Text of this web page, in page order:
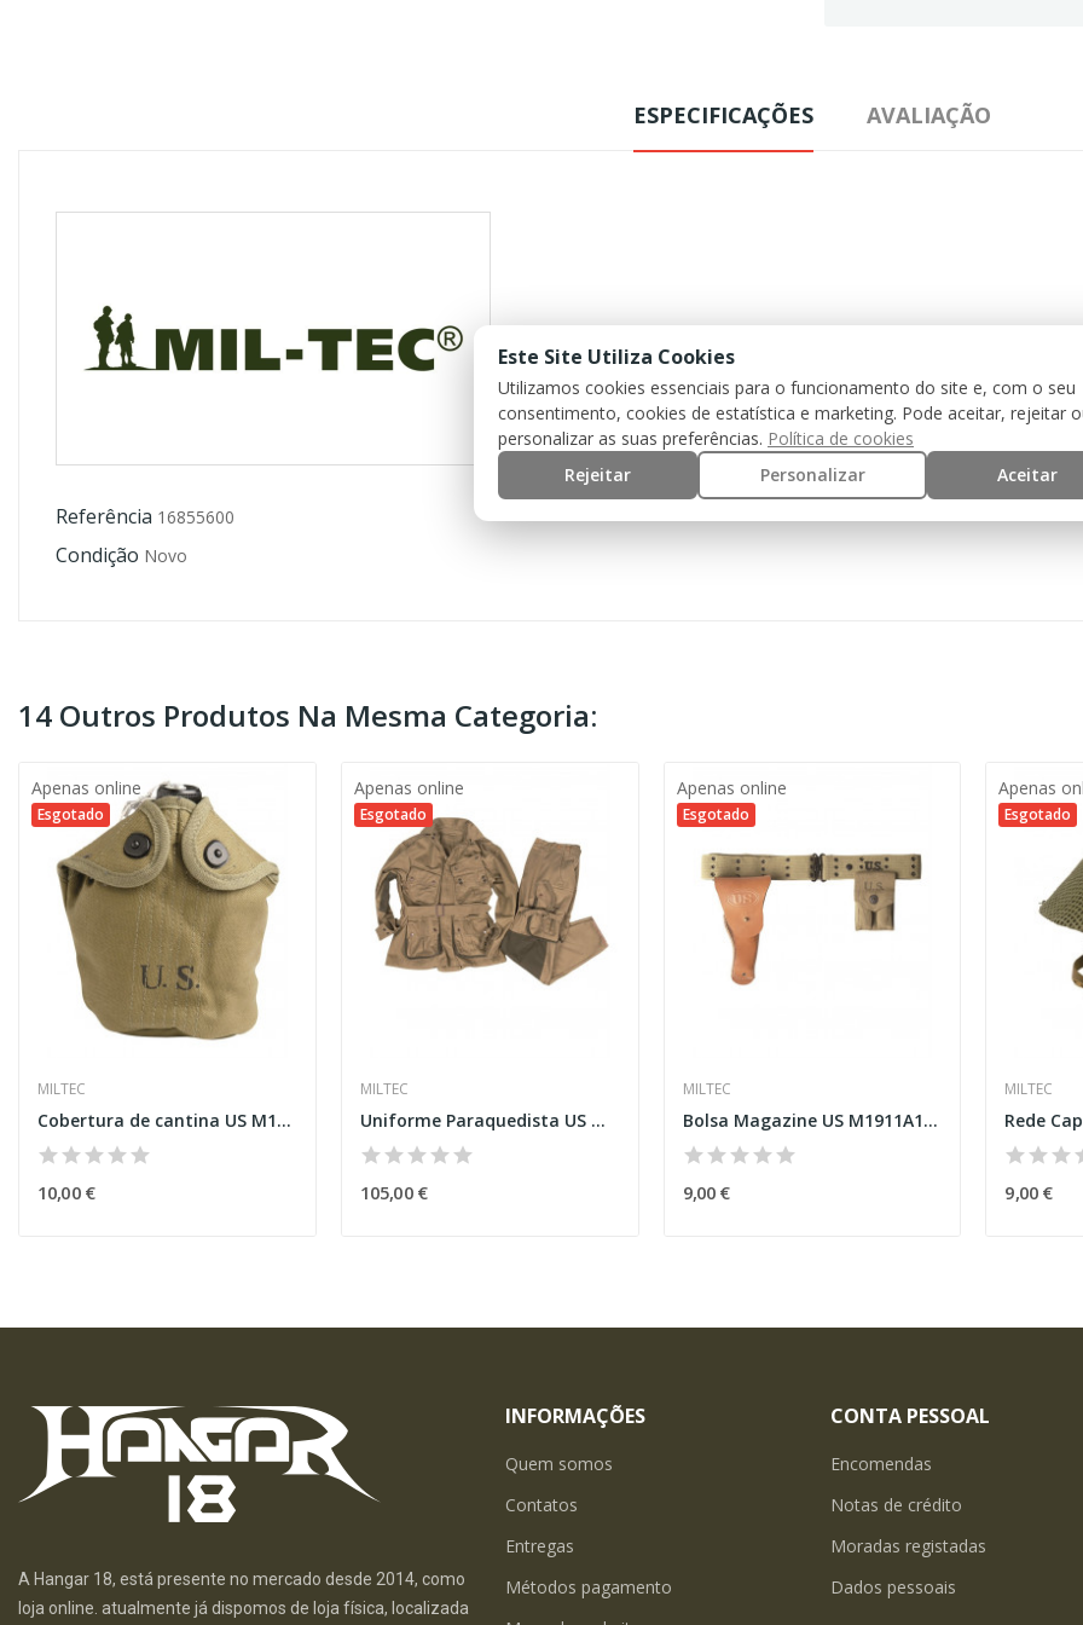
ESPECIFICAÇÕES AVALIAÇÃO
Referência 16855600
Condição Novo
14 Outros Produtos Na Mesma Categoria:
Apenas online
Esgotado
MILTEC
Cobertura de cantina US M10 Khaki
10,00 €
Apenas online
Esgotado
MILTEC
Uniforme Paraquedista US M42
105,00 €
Apenas online
Esgotado
MILTEC
Bolsa Magazine US M1911A1 Khaki
9,00 €
Apenas
Esgotado
MILTEC
Rede
9,00 €
A Hangar 18, está presente no mercado desde 2014, como
loja online. atualmente já dispomos de loja física, localizada
INFORMAÇÕES
Quem somos
Contatos
Entregas
Métodos pagamento
CONTA PESSOAL
Encomendas
Notas de crédito
Moradas registadas
Dados pessoais
Este Site Utiliza Cookies
Utilizamos cookies essenciais para o funcionamento do site e, com o seu
consentimento, cookies de estatística e marketing. Pode aceitar, rejeitar
personalizar as suas preferências. Política de cookies
Rejeitar
Personalizar Aceitar